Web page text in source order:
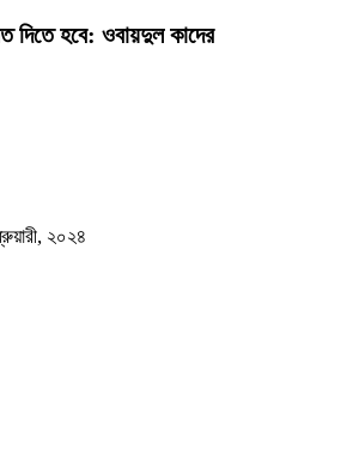
দিতে হবে: ওবায়দুল কাদের
২০২৪